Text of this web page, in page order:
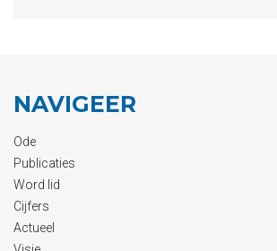
NAVIGEER
Ode
Publicaties
Word lid
Cijfers
Actueel